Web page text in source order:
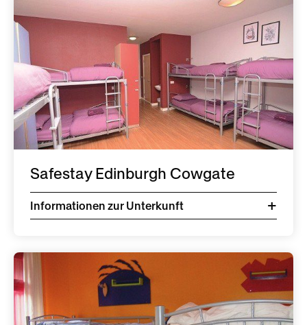
Safestay Edinburgh Cowgate
Informationen zur Unterkunft